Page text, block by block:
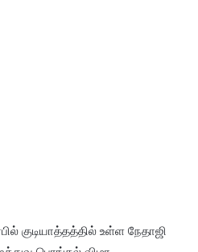
குடியாத்தத்தில் உள்ள நேதாஜி